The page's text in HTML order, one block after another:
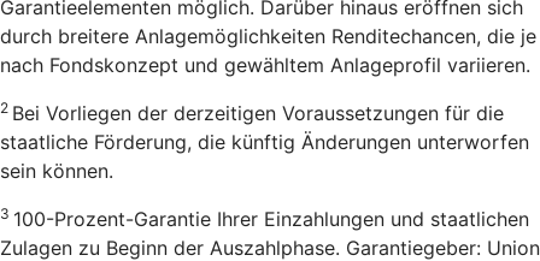
Garantieelementen möglich. Darüber hinaus eröffnen sich
durch breitere Anlagemöglichkeiten Renditechancen, die je
nach Fondskonzept und gewähltem Anlageprofil variieren.
2 Bei Vorliegen der derzeitigen Voraussetzungen für die
staatliche Förderung, die künftig Änderungen unterworfen
sein können.
3 100-Prozent-Garantie Ihrer Einzahlungen und staatlichen
Zulagen zu Beginn der Auszahlphase. Garantiegeber: Union